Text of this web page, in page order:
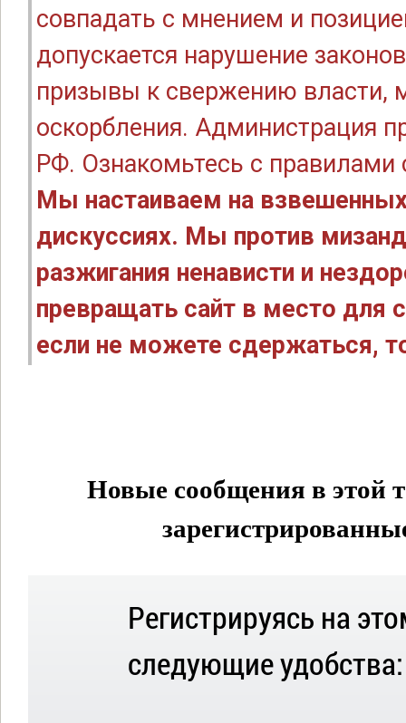
совпадать с мнением и
допускается нарушение
призывы к свержению власти,
оскорбления. Администрация
РФ. Ознакомьтесь с правилами
Мы настаиваем на
дискуссиях. Мы против
разжигания ненависти и
превращать сайт в место для
если не можете сдержаться,
Новые сообщения в этой
Регистрируясь на
следующие удобства: